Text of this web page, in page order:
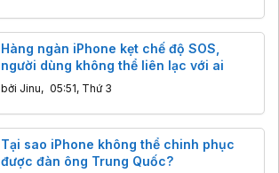
Hàng ngàn iPhone kẹt chế độ SOS,
người dùng không thể liên lạc với ai
bởi Jinu, 05:51, Thứ 3
Tại sao iPhone không thể chinh phục
được đàn ông Trung Quốc?